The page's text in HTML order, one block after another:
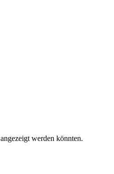
werden könnten.